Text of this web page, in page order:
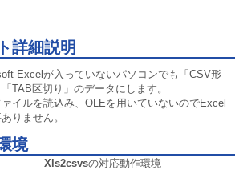
詳細説明
Excelが入っていないパソコンでも「CSV形
TAB区切り」のデータにします。
イルを読込み、OLEを用いていないのでExcel
りません。
境
Xls2csvsの対応動作環境